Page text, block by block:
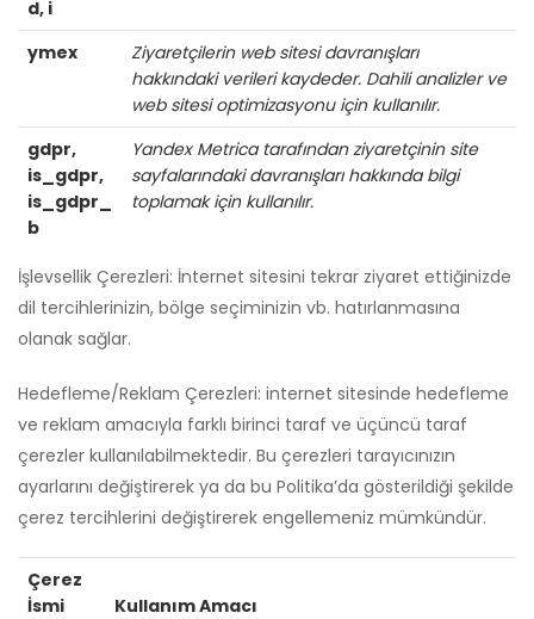
d, i
ymex
Ziyaretçilerin web sitesi davranışları
hakkındaki verileri kaydeder. Dahili analizler ve
web sitesi optimizasyonu için kullanılır.
gdpr,
is_gdpr,
is_gdpr_
b
Yandex Metrica tarafından ziyaretçinin site
sayfalarındaki davranışları hakkında bilgi
toplamak için kullanılır.
İşlevsellik Çerezleri: İnternet sitesini tekrar ziyaret ettiğinizde
dil tercihlerinizin, bölge seçiminizin vb. hatırlanmasına
olanak sağlar.
Hedefleme/Reklam Çerezleri: internet sitesinde hedefleme
ve reklam amacıyla farklı birinci taraf ve üçüncü taraf
çerezler kullanılabilmektedir. Bu çerezleri tarayıcınızın
ayarlarını değiştirerek ya da bu Politika’da gösterildiği şekilde
çerez tercihlerini değiştirerek engellemeniz mümkündür.
Çerez
İsmi
Kullanım Amacı